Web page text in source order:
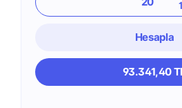
Hesapla
93.341,40